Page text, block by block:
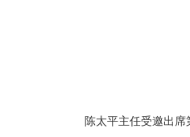
陈太平主任受邀出席